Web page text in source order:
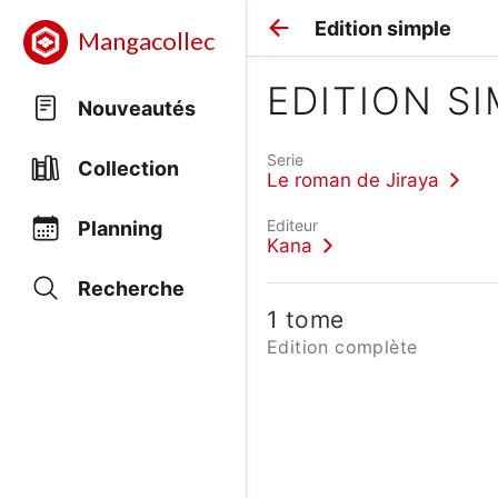
Mangacollec
Nouveautés
Collection
Planning
Recherche
Edition simple
EDITION
Serie
Le roman de Jiraya
Editeur
Kana
1 tome
Edition complète